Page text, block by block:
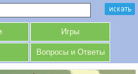
Игры
Вопросы и Ответы